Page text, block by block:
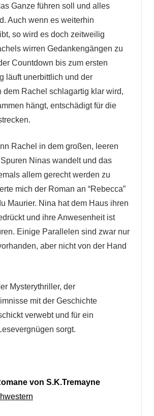
Ganze führen soll und alles
Auch wenn es weiterhin
so wird es doch zeitweilig
wirren Gedankengängen zu
Countdown bis zum ersten
läuft unerbittlich und der
dem Rachel schlagartig klar wird,
hängt, entschädigt für die
Rachel in dem großen, leeren
Ninas wandelt und das
allem gerecht werden zu
mich der Roman an “Rebecca”
Maurier. Nina hat dem Haus ihren
und ihre Anwesenheit ist
Einige Parallelen sind zwar nur
aber nicht von der Hand
Mysterythriller, der
mit der Geschichte
verwebt und für ein
sorgt.
von S.K.Tremayne